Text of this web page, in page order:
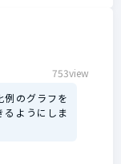
753view
例のグラフを
るようにしま